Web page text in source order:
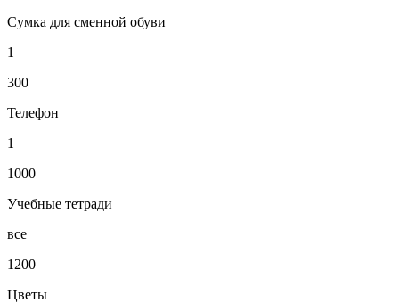
Сумка для сменной обуви
1
300
Телефон
1
1000
Учебные тетради
все
1200
Цветы